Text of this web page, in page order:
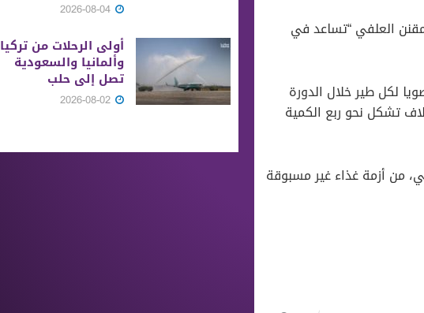
العلفي “تساعد في
1250 غراماً من الذرة و250 غراماً من الصويا لكل طير خلال الدورة
40 بالمئة، ولكن هذه الأعلاف تشكل نحو ربع الكمية
المتحدة حذر، في 26 من حزيران الماضي، من أزمة غذاء غير مسبوقة
أولى الرحلات من ‏تركيا
وألمانيا والسعودية
تصل إلى حلب